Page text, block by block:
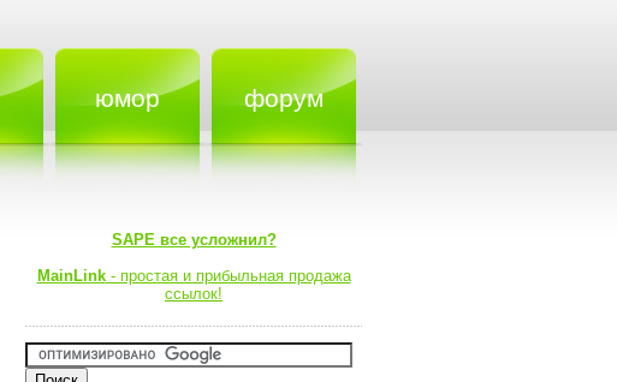
юмор форум
SAPE все усложнил?
MainLink- простая и прибыльная продажа
ссылок!